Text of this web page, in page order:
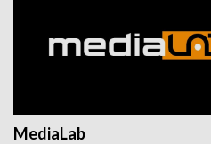
MediaLab